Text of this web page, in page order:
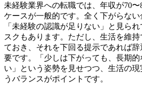
未経験業界への転職では、年収が70
ケースが一般的です。全く下がらない
「未経験の認識が足りない」と見ら
スクもあります。ただし、生活を維
ておき、それを下回る提示であれば
要です。「少しは下がっても、長期
い」という姿勢を見せつつ、生活の
うバランスがポイントです。